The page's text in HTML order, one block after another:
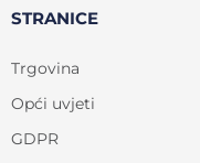
STRANICE
Trgovina
Opći uvjeti
GDPR